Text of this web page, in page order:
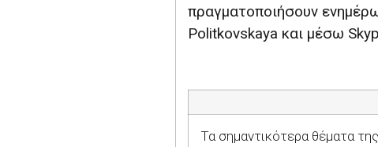
πραγματοποιήσουν
Politkovskaya και μέσω
Τα σημαντικότερα θέματα